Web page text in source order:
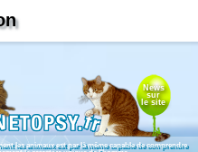
News
sur
le site
les animaux est par là même capable de comprendre